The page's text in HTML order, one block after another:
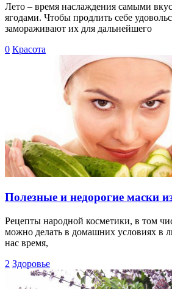
Лето – время наслаждения самыми
ягодами. Чтобы продлить себе
замораживают их для дальнейшего
0 Красота
Полезные и недорогие маски
Рецепты народной косметики, в том
можно делать в домашних условиях в
нас время,
2 Здоровье